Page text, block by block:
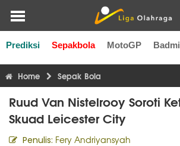
Prediksi Sepakbola MotoGP
Liga Inggris Liga Italia Liga Spanyol
Home Sepak Bola
Ruud Van Nistelrooy Soroti
Skuad Leicester City
Penulis: Fery Andriyansyah